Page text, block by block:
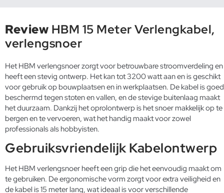
Review HBM 15 Meter Verlengkabel,
verlengsnoer
Het HBM verlengsnoer zorgt voor betrouwbare stroomverdeling en
heeft een stevig ontwerp. Het kan tot 3200 watt aan en is geschikt
voor gebruik op bouwplaatsen en in werkplaatsen. De kabel is goed
beschermd tegen stoten en vallen, en de stevige buitenlaag maakt
het duurzaam. Dankzij het oprolontwerp is het snoer makkelijk op te
bergen en te vervoeren, wat het handig maakt voor zowel
professionals als hobbyisten.
Gebruiksvriendelijk Kabelontwerp
Het HBM verlengsnoer heeft een grip die het eenvoudig maakt om
te gebruiken. De ergonomische vorm zorgt voor extra veiligheid en
de kabel is 15 meter lang, wat ideaal is voor verschillende